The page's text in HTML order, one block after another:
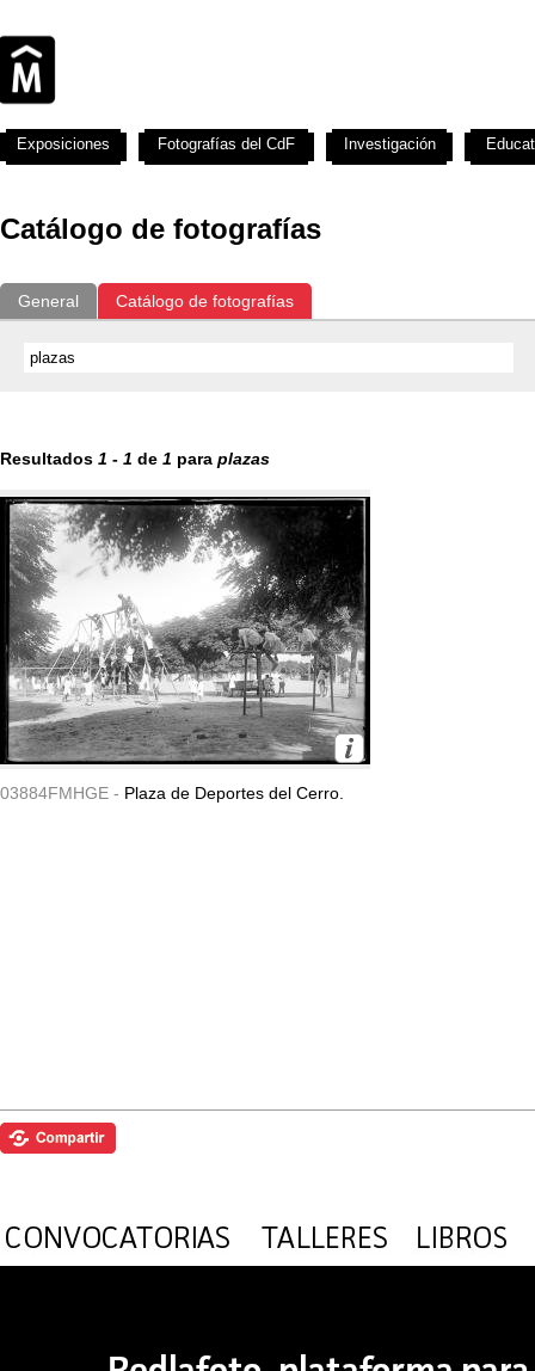
Catálogo de fotografías
General Catálogo de fotografías
Resultados 1 - 1 de 1 para plazas
03884FMHGE - Plaza de Deportes del Cerro.
Exposiciones Fotografías del CdF Investigación